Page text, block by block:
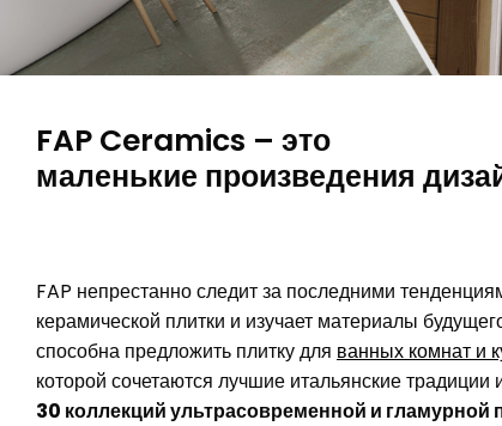
Выберите форму, стиль
подходящее
среди десятков
История Fap берет свое начало во второй
Сассуоло началось производство
настенных и напольных покрытий.
FAP Ceramics – это
маленькие произведения
FAP непрестанно следит за последними
керамической плитки и изучает материалы
способна предложить плитку для ванных комнат и
которой сочетаются лучшие итальянские
30 коллекций ультрасовременной и гламурной